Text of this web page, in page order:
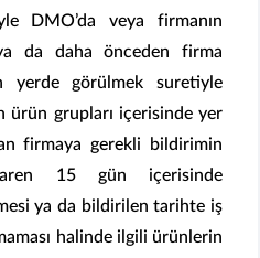
DMO’da veya firmanın
da daha önceden firma
yerde görülmek suretiyle
ürün grupları içerisinde yer
firmaya gerekli bildirimin
15 gün içerisinde
ya da bildirilen tarihte iş
halinde ilgili ürünlerin